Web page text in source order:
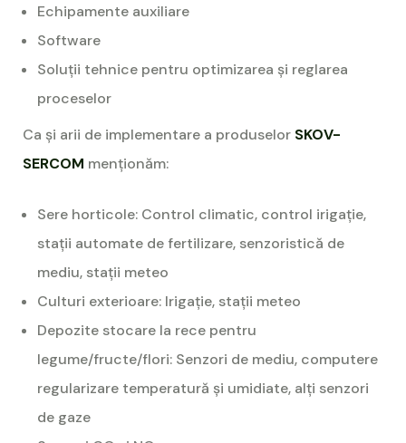
Echipamente auxiliare
Software
Soluții tehnice pentru optimizarea și reglarea
proceselor
Ca și arii de implementare a produselor SKOV-
SERCOM menționăm:
Sere horticole: Control climatic, control irigație,
stații automate de fertilizare, senzoristică de
mediu, stații meteo
Culturi exterioare: Irigație, stații meteo
Depozite stocare la rece pentru
legume/fructe/flori: Senzori de mediu, computere
regularizare temperatură și umidiate, alți senzori
de gaze